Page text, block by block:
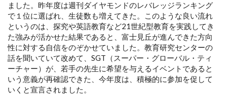
ました。昨年度は週刊ダイヤモンドのレバレッジランキング
で１位に選ばれ、生徒数も増えてきた。このような良い流れ
というのは、探究や英語教育など21世紀型教育を実践してき
た強みが活かせた結果であると、富士見丘が進んできた方向
性に対する自信をのぞかせていました。教育研究センターの
話を聞いていて改めて、SGT（スーパー・グローバル・ティ
ーチャー）が、若手の先生に希望を与えるイベントであると
いう意義が再確認できた、今年度は、積極的に参加を促して
いくと宣言されました。